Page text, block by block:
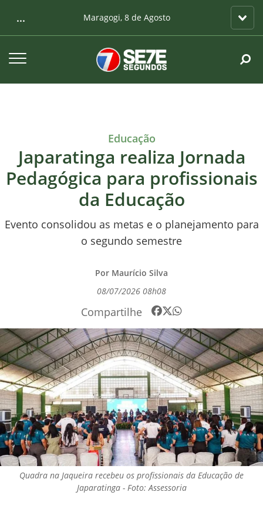
... Maragogi, 8 de Agosto
Educação
Japaratinga realiza Jornada
Pedagógica para profissionais
da Educação
Evento consolidou as metas e o planejamento para
o segundo semestre
Por Maurício Silva
08/07/2026 08h08
Compartilhe
Quadra na Jaqueira recebeu os profissionais da Educação de
Japaratinga - Foto: Assessoria